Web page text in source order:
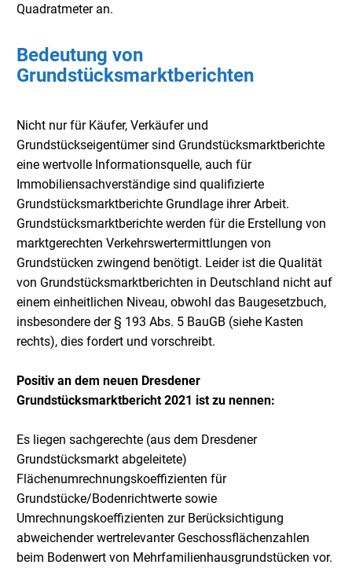
Quadratmeter an.
Bedeutung von
Grundstücksmarktberichten
Nicht nur für Käufer, Verkäufer und
Grundstückseigentümer sind Grundstücksmarktberichte
eine wertvolle Informationsquelle, auch für
Immobiliensachverständige sind qualifizierte
Grundstücksmarktberichte Grundlage ihrer Arbeit.
Grundstücksmarktberichte werden für die Erstellung von
marktgerechten Verkehrswertermittlungen von
Grundstücken zwingend benötigt. Leider ist die Qualität
von Grundstücksmarktberichten in Deutschland nicht auf
einem einheitlichen Niveau, obwohl das Baugesetzbuch,
insbesondere der § 193 Abs. 5 BauGB (siehe Kasten
rechts), dies fordert und vorschreibt.
Positiv an dem neuen Dresdener
Grundstücksmarktbericht 2021 ist zu nennen:
Es liegen sachgerechte (aus dem Dresdener
Grundstücksmarkt abgeleitete)
Flächenumrechnungskoeffizienten für
Grundstücke/Bodenrichtwerte sowie
Umrechnungskoeffizienten zur Berücksichtigung
abweichender wertrelevanter Geschossflächenzahlen
beim Bodenwert von Mehrfamilienhausgrundstücken vor.